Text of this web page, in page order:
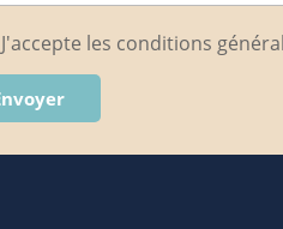
J'accepte les conditions